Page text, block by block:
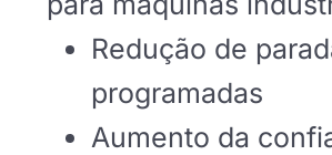
Redução de
programadas
Aumento da